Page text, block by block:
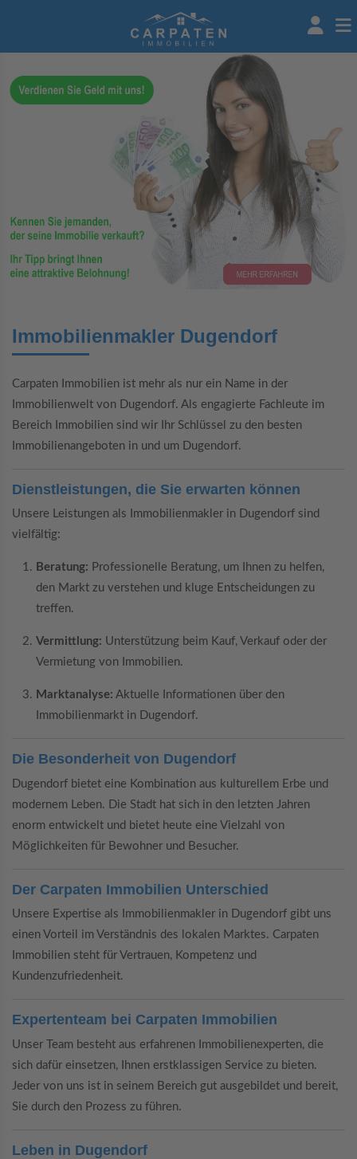
Immobilienmakler Dugendorf
Carpaten Immobilien ist mehr als nur ein Name in der
Immobilienwelt von Dugendorf. Als engagierte Fachleute im
Bereich Immobilien sind wir Ihr Schlüssel zu den besten
Immobilienangeboten in und um Dugendorf.
Dienstleistungen, die Sie erwarten können
Unsere Leistungen als Immobilienmakler in Dugendorf sind
vielfältig:
Beratung: Professionelle Beratung, um Ihnen zu helfen,
den Markt zu verstehen und kluge Entscheidungen zu
treffen.
Vermittlung: Unterstützung beim Kauf, Verkauf oder der
Vermietung von Immobilien.
Marktanalyse: Aktuelle Informationen über den
Immobilienmarkt in Dugendorf.
Die Besonderheit von Dugendorf
Dugendorf bietet eine Kombination aus kulturellem Erbe und
modernem Leben. Die Stadt hat sich in den letzten Jahren
enorm entwickelt und bietet heute eine Vielzahl von
Möglichkeiten für Bewohner und Besucher.
Der Carpaten Immobilien Unterschied
Unsere Expertise als Immobilienmakler in Dugendorf gibt uns
einen Vorteil im Verständnis des lokalen Marktes. Carpaten
Immobilien steht für Vertrauen, Kompetenz und
Kundenzufriedenheit.
Expertenteam bei Carpaten Immobilien
Unser Team besteht aus erfahrenen Immobilienexperten, die
sich dafür einsetzen, Ihnen erstklassigen Service zu bieten.
Jeder von uns ist in seinem Bereich gut ausgebildet und bereit,
Sie durch den Prozess zu führen.
Leben in Dugendorf